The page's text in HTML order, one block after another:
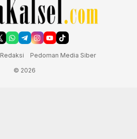
Redaksi
Pedoman Media Siber
© 2026